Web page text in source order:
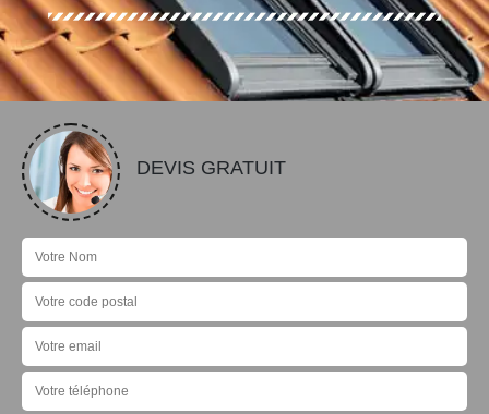
DEVIS GRATUIT